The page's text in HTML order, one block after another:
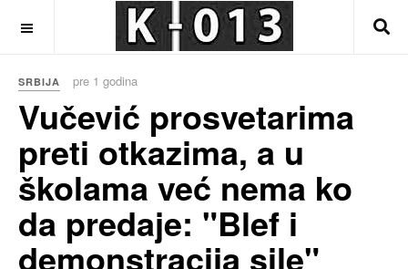
SRBIJA pre 1 godina
Vučević prosvetarima
preti otkazima, a u
školama već nema ko
da predaje: "Blef i
demonstracija sile"